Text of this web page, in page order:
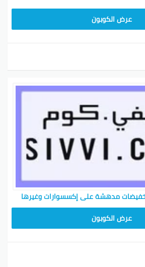
عرض الكوبون
عرض الكوبون